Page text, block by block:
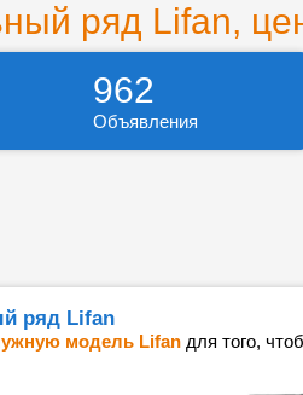
ряд Lifan,
962
Объявления
ряд Lifan
модель Lifan для того,